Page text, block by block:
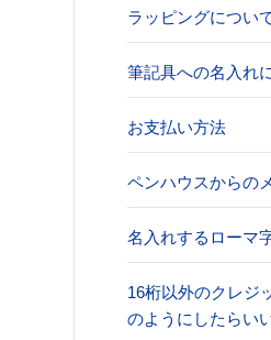
ラッピングについ
筆記具への名入れ
お支払い方法
ペンハウスからの
名入れするローマ
16桁以外のクレジ
のようにしたらい